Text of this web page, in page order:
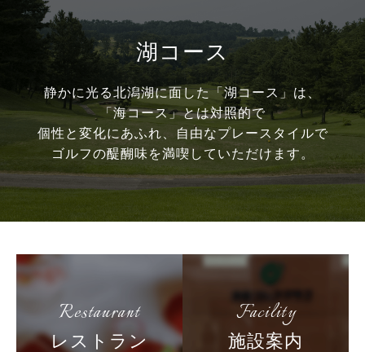
湖コース
静かに光る北潟湖に面した「湖コース」は、
「海コース」とは対照的で
個性と変化にあふれ、自由なプレースタイルで
ゴルフの醍醐味を満喫していただけます。
Restaurant
レストラン
Facility
施設案内